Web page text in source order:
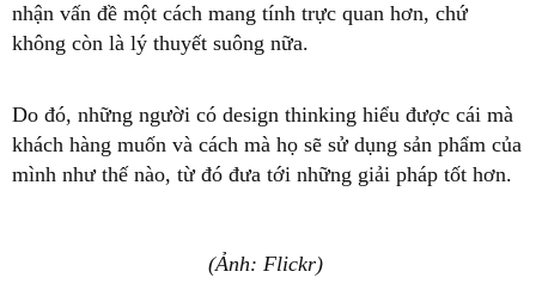
nhận vấn đề một cách mang tính trực quan hơn, chứ
không còn là lý thuyết suông nữa.
Do đó, những người có design thinking hiểu được cái mà
khách hàng muốn và cách mà họ sẽ sử dụng sản phẩm của
mình như thế nào, từ đó đưa tới những giải pháp tốt hơn.
(Ảnh: Flickr)